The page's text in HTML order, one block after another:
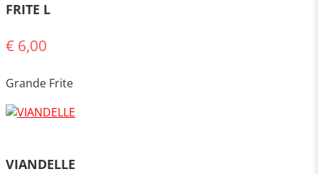
FRITE L
€ 6,00
Grande Frite
VIANDELLE